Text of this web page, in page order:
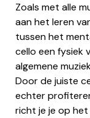
Zoals met alle
aan het leren
tussen het
cello een fysiek
algemene
Door de juiste
echter
richt je je op het